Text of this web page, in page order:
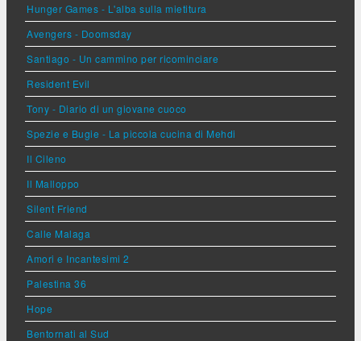
Hunger Games - L'alba sulla mietitura
Avengers - Doomsday
Santiago - Un cammino per ricominciare
Resident Evil
Tony - Diario di un giovane cuoco
Spezie e Bugie - La piccola cucina di Mehdi
Il Cileno
Il Malloppo
Silent Friend
Calle Malaga
Amori e Incantesimi 2
Palestina 36
Hope
Bentornati al Sud